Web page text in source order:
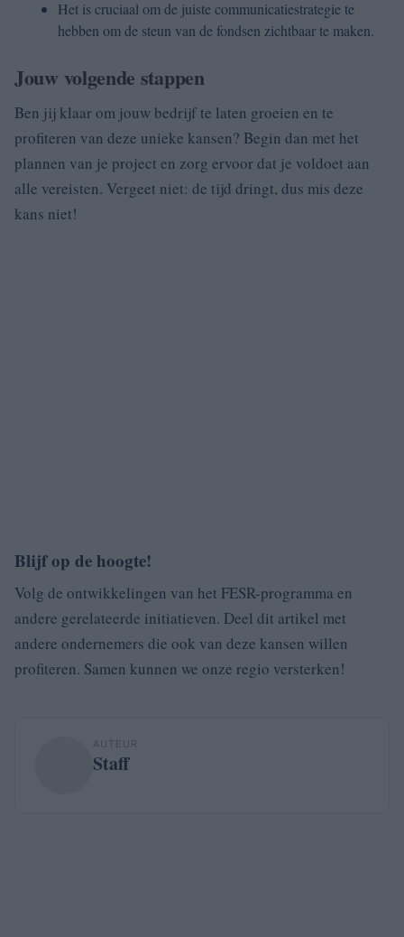
Het is cruciaal om de juiste communicatiestrategie te
hebben om de steun van de fondsen zichtbaar te maken.
Jouw volgende stappen
Ben jij klaar om jouw bedrijf te laten groeien en te
profiteren van deze unieke kansen? Begin dan met het
plannen van je project en zorg ervoor dat je voldoet aan
alle vereisten. Vergeet niet: de tijd dringt, dus mis deze
kans niet!
Blijf op de hoogte!
Volg de ontwikkelingen van het FESR-programma en
andere gerelateerde initiatieven. Deel dit artikel met
andere ondernemers die ook van deze kansen willen
profiteren. Samen kunnen we onze regio versterken!
AUTEUR
Staff